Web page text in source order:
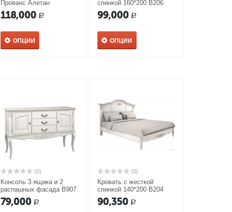
Прованс Алетан
118,000 Р
ОПЦИИ
спинкой 160*200 В206
Прованс Алетан
99,000 Р
ОПЦИИ
(0)
Консоль 3 ящика и 2
распашных фасада В907
Прованс Алетан
79,000 Р
(0)
Кровать с жесткой
спинкой 140*200 В204
Прованс Алетан
90,350 Р